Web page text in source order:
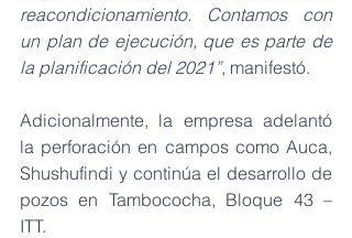
reacondicionamiento. Contamos con
un plan de ejecución, que es parte de
la planificación del 2021”, manifestó.
Adicionalmente, la empresa adelantó
la perforación en campos como Auca,
Shushufindi y continúa el desarrollo de
pozos en Tambococha, Bloque 43 –
ITT.